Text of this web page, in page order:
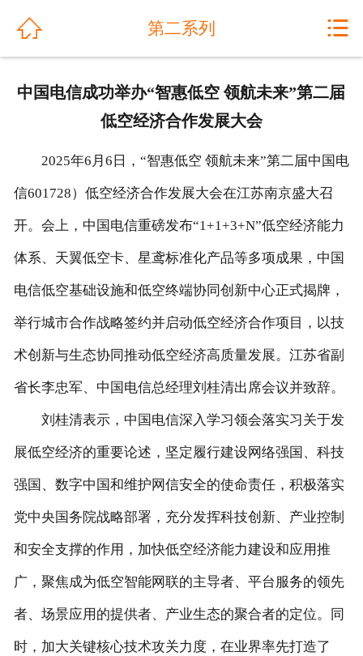
关于我们
公司动态
解决方案
工程案例
产品优势
人才招聘
客户留言
 第二系列 
中国电信成功举办“智惠低空 领航未来”第二届
低空经济合作发展大会
2025年6月6日，“智惠低空 领航未来”第二届中国电
信601728）低空经济合作发展大会在江苏南京盛大召
开。会上，中国电信重磅发布“1+1+3+N”低空经济能力
体系、天翼低空卡、星鸢标准化产品等多项成果，中国
电信低空基础设施和低空终端协同创新中心正式揭牌，
举行城市合作战略签约并启动低空经济合作项目，以技
术创新与生态协同推动低空经济高质量发展。江苏省副
省长李忠军、中国电信总经理刘桂清出席会议并致辞。
刘桂清表示，中国电信深入学习领会落实习关于发
展低空经济的重要论述，坚定履行建设网络强国、科技
强国、数字中国和维护网信安全的使命责任，积极落实
党中央国务院战略部署，充分发挥科技创新、产业控制
和安全支撑的作用，加快低空经济能力建设和应用推
广，聚焦成为低空智能网联的主导者、平台服务的领先
者、场景应用的提供者、产业生态的聚合者的定位。同
时，加大关键核心技术攻关力度，在业界率先打造了